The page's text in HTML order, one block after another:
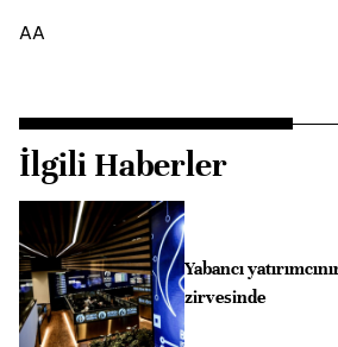
AA
İlgili Haberler
Yabancı
zirvesinde